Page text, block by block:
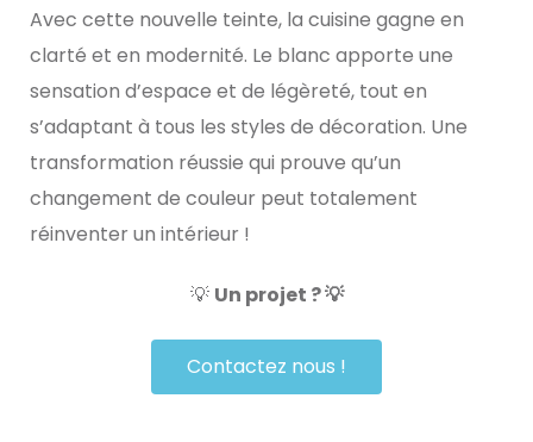
Avec cette nouvelle teinte, la cuisine gagne en
clarté et en modernité. Le blanc apporte une
sensation d’espace et de légèreté, tout en
s’adaptant à tous les styles de décoration. Une
transformation réussie qui prouve qu’un
changement de couleur peut totalement
réinventer un intérieur !
💡​ Un projet ? 💡​
Contactez nous !